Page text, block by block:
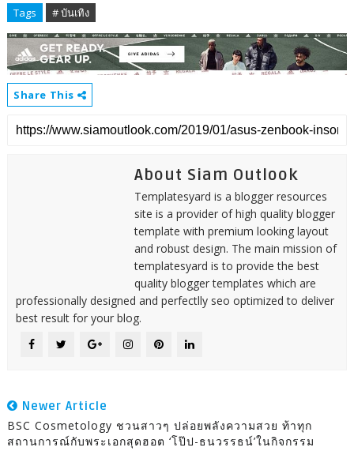
Tags # บันเทิง
Share This
About Siam Outlook
Templatesyard is a blogger resources
site is a provider of high quality blogger
template with premium looking layout
and robust design. The main mission of
templatesyard is to provide the best
quality blogger templates which are
professionally designed and perfectlly seo optimized to deliver
best result for your blog.
Newer Article
BSC Cosmetology ชวนสาวๆ ปล่อยพลังความสวย ท้าทุก
สถานการณ์กับพระเอกสุดฮอต ‘โป๊ป-ธนวรรธน์’ในกิจกรรม